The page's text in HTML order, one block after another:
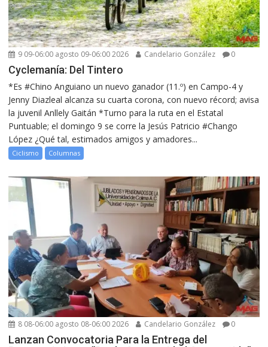
9 09-06:00 agosto 09-06:00 2026 Candelario González 0
Cyclemanía: Del Tintero
*Es #Chino Anguiano un nuevo ganador (11.º) en Campo-4 y
Jenny Diazleal alcanza su cuarta corona, con nuevo récord; avisa
la juvenil Anllely Gaitán *Turno para la ruta en el Estatal
Puntuable; el domingo 9 se corre la Jesús Patricio #Chango
López ¿Qué tal, estimados amigos y amadores...
Ciclismo Columnas
8 08-06:00 agosto 08-06:00 2026 Candelario González 0
Lanzan Convocatoria Para la Entrega del